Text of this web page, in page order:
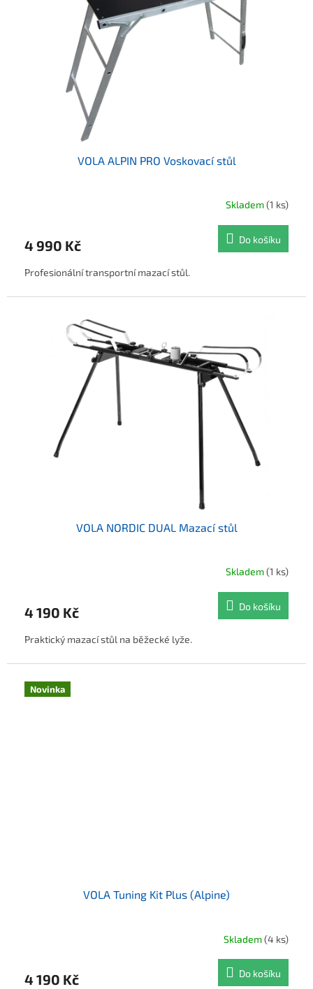
VOLA ALPIN PRO Voskovací stůl
Skladem(1 ks)
4 990 Kč Do košíku
Profesionální transportní mazací stůl.
VOLA NORDIC DUAL Mazací stůl
Průměrné hodnocení produktu je 5,0 z 5 hvězdiček.
Skladem(1 ks)
4 190 Kč Do košíku
Praktický mazací stůl na běžecké lyže.
Novinka
VOLA Tuning Kit Plus (Alpine)
Průměrné hodnocení produktu je 5,0 z 5 hvězdiček.
Skladem(4 ks)
4 190 Kč Do košíku